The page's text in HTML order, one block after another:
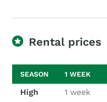
Rental prices
SEASON 1 WEEK
High
1 week